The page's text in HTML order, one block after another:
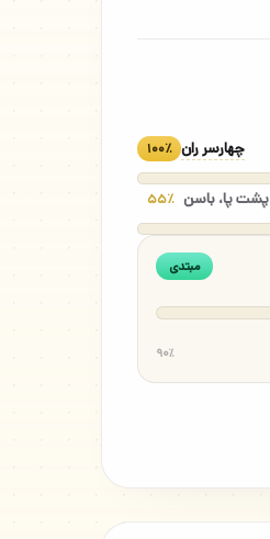
چهارسر ران ۱۰۰٪
پشت پا، باسن ۵۵٪
مبتدی
۹۰٪